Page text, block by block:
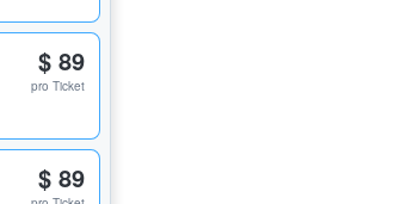
$ 89
pro Ticket
$ 89